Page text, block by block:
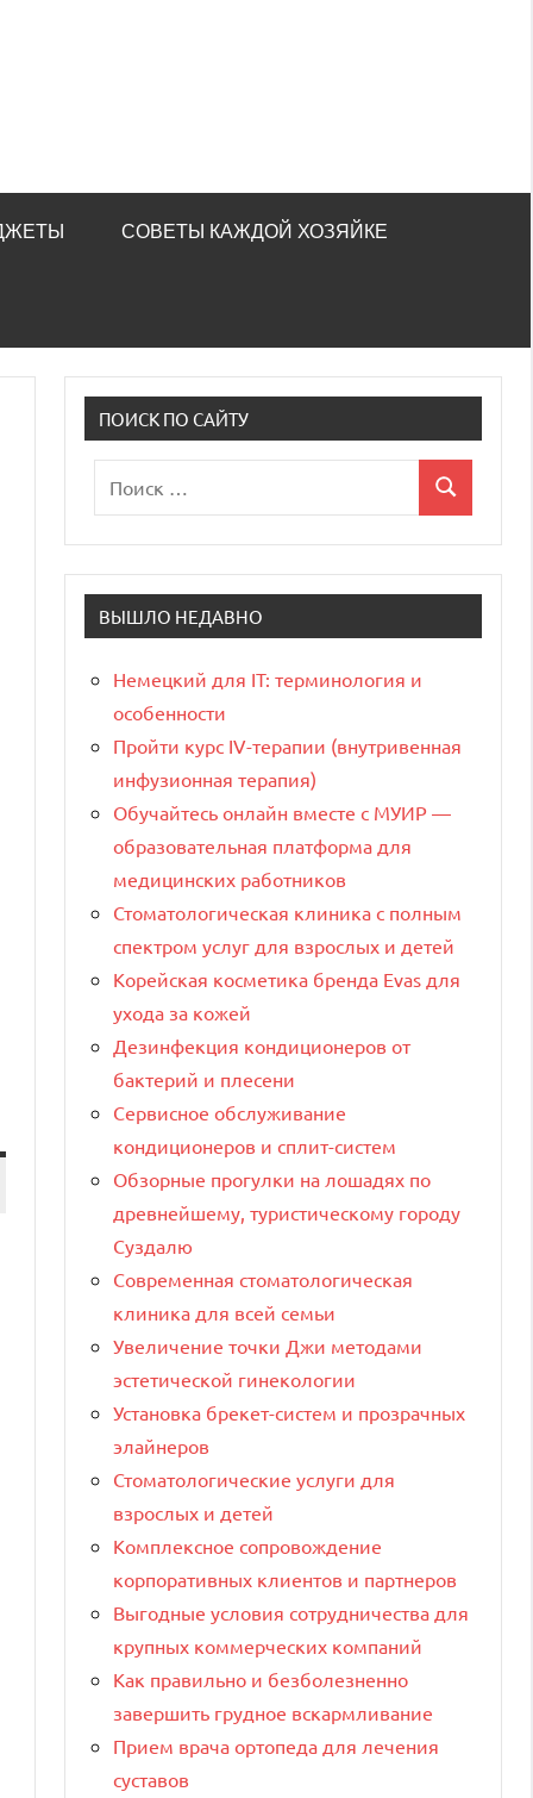
СОВЕТЫ КАЖДОЙ ХОЗЯЙКЕ
ПОИСК ПО САЙТУ
для:
Поиск
ВЫШЛО НЕДАВНО
Немецкий для IT: терминология и
особенности
Пройти курс IV-терапии (внутривенная
инфузионная терапия)
Обучайтесь онлайн вместе с МУИР —
образовательная платформа для
медицинских работников
Стоматологическая клиника с полным
спектром услуг для взрослых и детей
Корейская косметика бренда Evas для
ухода за кожей
Дезинфекция кондиционеров от
бактерий и плесени
Сервисное обслуживание
кондиционеров и сплит-систем
Обзорные прогулки на лошадях по
древнейшему, туристическому городу
Суздалю
Современная стоматологическая
клиника для всей семьи
Увеличение точки Джи методами
эстетической гинекологии
Установка брекет-систем и прозрачных
элайнеров
Стоматологические услуги для
взрослых и детей
Комплексное сопровождение
корпоративных клиентов и партнеров
Выгодные условия сотрудничества для
крупных коммерческих компаний
Как правильно и безболезненно
завершить грудное вскармливание
Прием врача ортопеда для лечения
суставов